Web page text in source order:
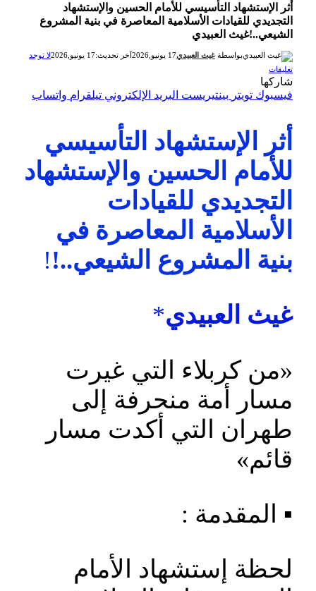
أثر الإستشهاد التأسيسي للأمام الحسين والإستشهاد
التجديدي للقيادات الأسلامية المعاصرة في بنية المشروع
الشيعي..!غيث العبيدي
بواسطة غيث العبيدي17 يونيو,2026 آخر تحديث:17 يونيو,2026
لا توجد
تعليقات
شاركها
فيسبوك تويتر بينتيريست البريد الإلكتروني تيلقرام واتساب
أثر الإستشهاد التأسيسي
للأمام الحسين والإستشهاد
التجديدي للقيادات
الأسلامية المعاصرة في
بنية المشروع الشيعي..!!
غيث العبيدي*
«من كربلاء التي غيرت
مسار أمة منحرفة إلى
طهران التي أكدت مسار
قائم»
▪️ المقدمة :
لحظة إستشهاد الأمام